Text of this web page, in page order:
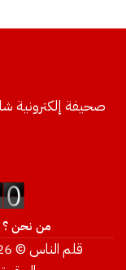
صحيفة إلكترونية
من نحن ؟